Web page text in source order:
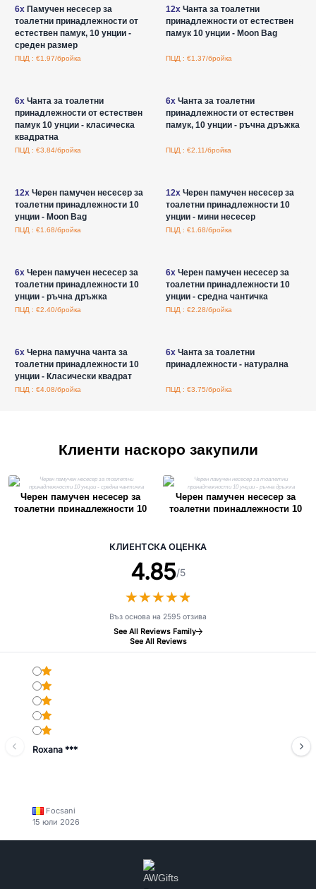
6xПамучен несесер за
тоалетни принадлежности от
естествен памук, 10 унции -
среден размер
ПЦД : €1.97/бройка
12xЧанта за тоалетни
принадлежности от естествен
памук 10 унции - Moon Bag
ПЦД : €1.37/бройка
6xЧанта за тоалетни
принадлежности от естествен
памук 10 унции - класическа
квадратна
ПЦД : €3.84/бройка
6xЧанта за тоалетни
принадлежности от естествен
памук, 10 унции - ръчна дръжка
ПЦД : €2.11/бройка
12xЧерен памучен несесер за
тоалетни принадлежности 10
унции - Moon Bag
ПЦД : €1.68/бройка
12xЧерен памучен несесер за
тоалетни принадлежности 10
унции - мини несесер
ПЦД : €1.68/бройка
6xЧерен памучен несесер за
тоалетни принадлежности 10
унции - ръчна дръжка
ПЦД : €2.40/бройка
6xЧерен памучен несесер за
тоалетни принадлежности 10
унции - средна чантичка
ПЦД : €2.28/бройка
6xЧерна памучна чанта за
тоалетни принадлежности 10
унции - Класически квадрат
ПЦД : €4.08/бройка
6xЧанта за тоалетни
принадлежности - натурална
ПЦД : €3.75/бройка
Клиенти наскоро закупили
Черен памучен несесер за
тоалетни принадлежности 10
Черен памучен несесер за
тоалетни принадлежности 10
КЛИЕНТСКА ОЦЕНКА
4.85/5
★★★★★
★★★★★
Въз основа на 2595 отзива
See All Reviews Family
See All Reviews
Roxana ***
Focsani
15 юли 2026